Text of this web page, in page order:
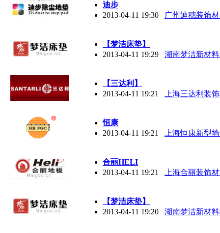
迪步
2013-04-11 19:30
广州迪穗装饰
【梦洁床垫】
2013-04-11 19:29
湖南梦洁新材
【三达利】
2013-04-11 19:21
上海三达利装
恒康
2013-04-11 19:21
上海恒康新型
合丽HELI
2013-04-11 19:21
上海合丽装饰
【梦洁床垫】
2013-04-11 19:20
湖南梦洁新材